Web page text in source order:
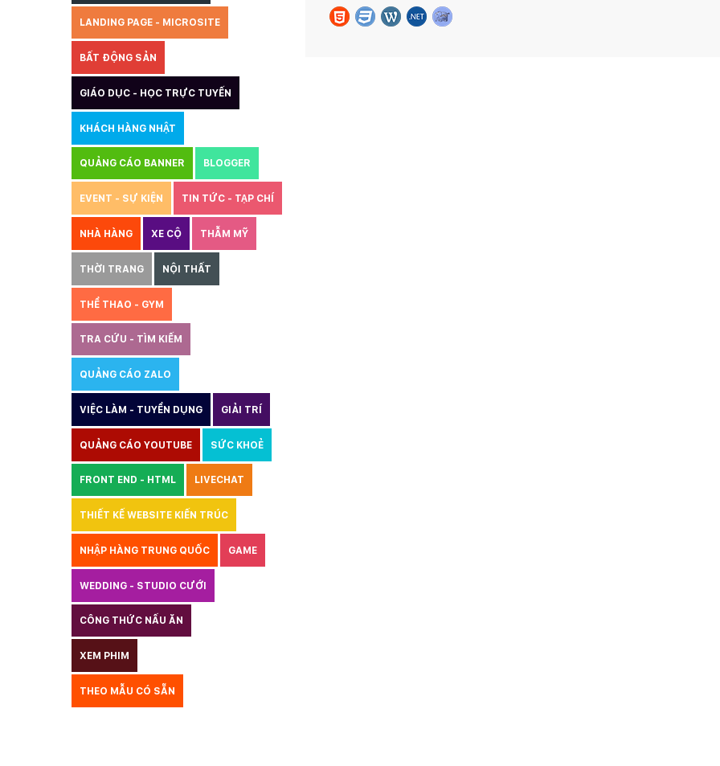
LANDING PAGE - MICROSITE
BẤT ĐỘNG SẢN
GIÁO DỤC - HỌC TRỰC TUYẾN
KHÁCH HÀNG NHẬT
QUẢNG CÁO BANNER BLOGGER
EVENT - SỰ KIỆN TIN TỨC - TẠP CHÍ
NHÀ HÀNG XE CỘ THẪM MỸ
THỜI TRANG NỘI THẤT
THỂ THAO - GYM
TRA CỨU - TÌM KIẾM
QUẢNG CÁO ZALO
VIỆC LÀM - TUYỂN DỤNG GIẢI TRÍ
QUẢNG CÁO YOUTUBE SỨC KHOẺ
FRONT END - HTML LIVECHAT
THIẾT KẾ WEBSITE KIẾN TRÚC
NHẬP HÀNG TRUNG QUỐC GAME
WEDDING - STUDIO CƯỚI
CÔNG THỨC NẤU ĂN
XEM PHIM
THEO MẪU CÓ SẴN